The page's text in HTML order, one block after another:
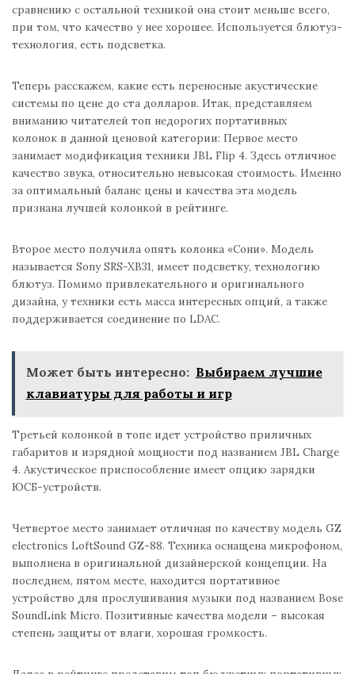
сравнению с остальной техникой она стоит меньше всего,
при том, что качество у нее хорошее. Используется блютуз-
технология, есть подсветка.
Теперь расскажем, какие есть переносные акустические
системы по цене до ста долларов. Итак, представляем
вниманию читателей топ недорогих портативных
колонок в данной ценовой категории: Первое место
занимает модификация техники JBL Flip 4. Здесь отличное
качество звука, относительно невысокая стоимость. Именно
за оптимальный баланс цены и качества эта модель
признана лучшей колонкой в рейтинге.
Второе место получила опять колонка «Сони». Модель
называется Sony SRS-XB31, имеет подсветку, технологию
блютуз. Помимо привлекательного и оригинального
дизайна, у техники есть масса интересных опций, а также
поддерживается соединение по LDAC.
Может быть интересно: Выбираем лучшие
клавиатуры для работы и игр
Третьей колонкой в топе идет устройство приличных
габаритов и изрядной мощности под названием JBL Charge
4. Акустическое приспособление имеет опцию зарядки
ЮСБ-устройств.
Четвертое место занимает отличная по качеству модель GZ
electronics LoftSound GZ-88. Техника оснащена микрофоном,
выполнена в оригинальной дизайнерской концепции. На
последнем, пятом месте, находится портативное
устройство для прослушивания музыки под названием Bose
SoundLink Micro. Позитивные качества модели – высокая
степень защиты от влаги, хорошая громкость.